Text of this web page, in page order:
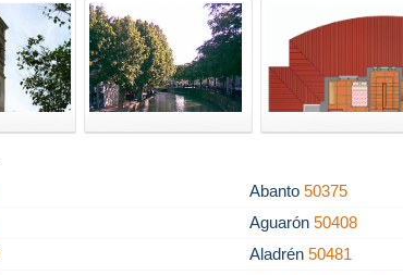
Abanto50375
Aguarón50408
Aladrén50481